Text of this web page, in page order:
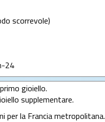
scorrevole)
24
gioiello.
supplementare.
per la Francia metropolitana.